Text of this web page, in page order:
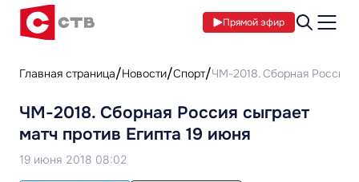
Прямой эфир
Главная страница Новости Спорт ЧМ-2018. Сборная Россия
ЧМ-2018. Сборная Россия сыграет
матч против Египта 19 июня
19 июня 2018 08:02